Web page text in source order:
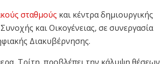
σταθμούς και κέντρα δημιουργικής
και Οικογένειας, σε συνεργασία
Διακυβέρνησης.